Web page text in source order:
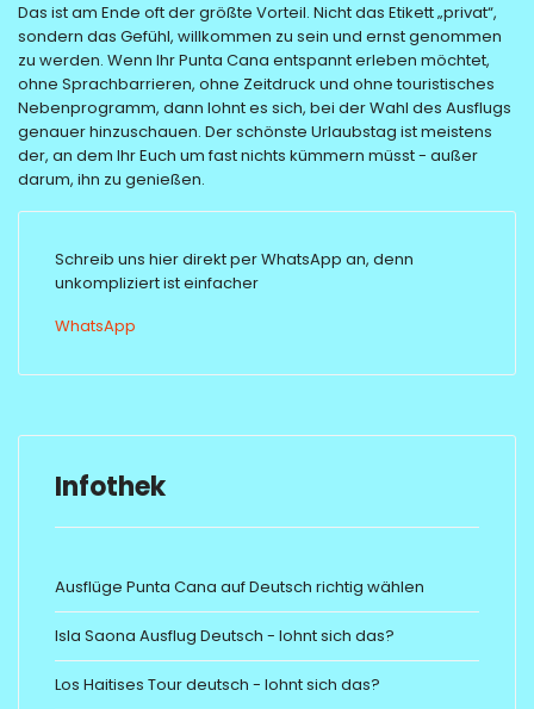
Das ist am Ende oft der größte Vorteil. Nicht das Etikett „privat“,
sondern das Gefühl, willkommen zu sein und ernst genommen
zu werden. Wenn Ihr Punta Cana entspannt erleben möchtet,
ohne Sprachbarrieren, ohne Zeitdruck und ohne touristisches
Nebenprogramm, dann lohnt es sich, bei der Wahl des Ausflugs
genauer hinzuschauen. Der schönste Urlaubstag ist meistens
der, an dem Ihr Euch um fast nichts kümmern müsst - außer
darum, ihn zu genießen.
Schreib uns hier direkt per WhatsApp an, denn
unkompliziert ist einfacher
WhatsApp
Infothek
Ausflüge Punta Cana auf Deutsch richtig wählen
Isla Saona Ausflug Deutsch - lohnt sich das?
Los Haitises Tour deutsch - lohnt sich das?